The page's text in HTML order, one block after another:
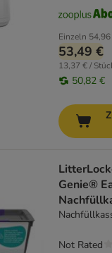
Einzeln
53,49 €
13,37 € /
50,82 €
Genie®
Not Rated